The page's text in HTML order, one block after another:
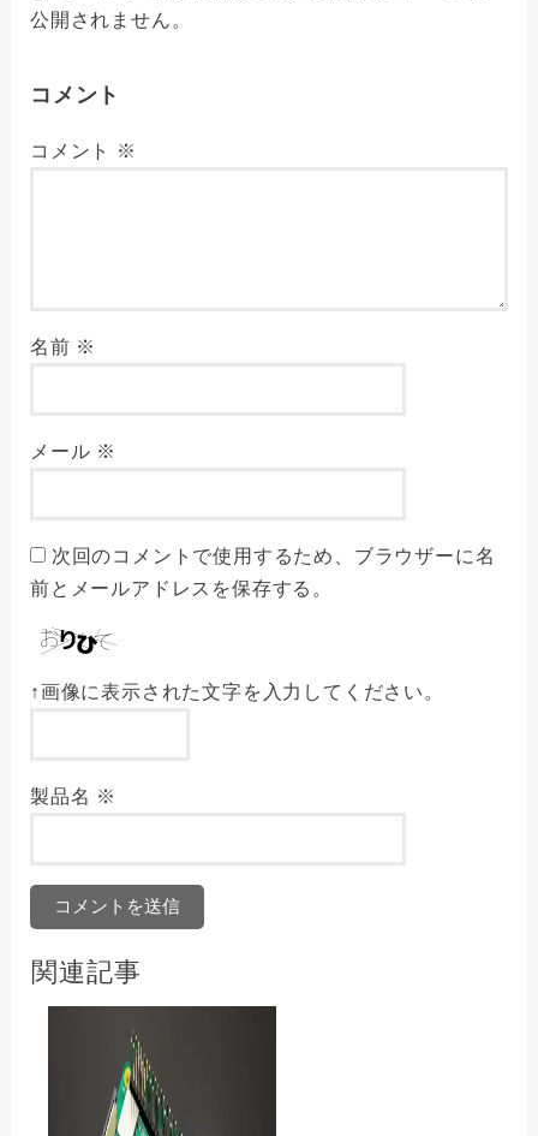
公開されません。
コメント
コメント ※
名前 ※
メール ※
次回のコメントで使用するため、ブラウザーに名
前とメールアドレスを保存する。
↑画像に表示された文字を入力してください。
製品名 ※
関連記事